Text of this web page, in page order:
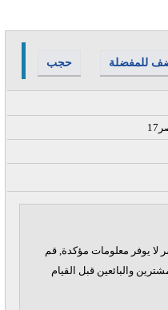
حجب للمفضلة
لا يوفر معلومات مؤكدة, قم
والبائعين قبل القيام